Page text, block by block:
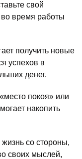
свой
во время работы
получить новые
успехов в
денег.
покоя» или
накопить
со стороны,
своих мыслей,